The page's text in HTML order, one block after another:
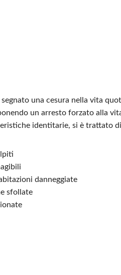
segnato una cesura nella vita
un arresto forzato alla
identitarie, si è trattato
danneggiate
sfollate